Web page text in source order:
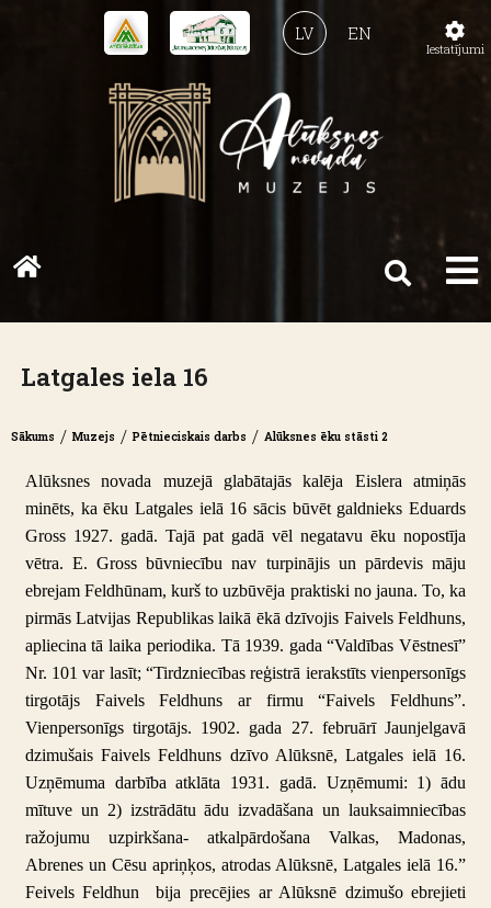
EN
LV
Latgales iela 16
Sākums / Muzejs / Pētnieciskais darbs / Alūksnes ēku stāsti 2
Alūksnes novada muzejā glabātajās kalēja Eislera atmiņās
minēts, ka ēku Latgales ielā 16 sācis būvēt galdnieks Eduards
Gross 1927. gadā. Tajā pat gadā vēl negatavu ēku nopostīja
vētra. E. Gross būvniecību nav turpinājis un pārdevis māju
ebrejam Feldhūnam, kurš to uzbūvēja praktiski no jauna. To, ka
pirmās Latvijas Republikas laikā ēkā dzīvojis Faivels Feldhuns,
apliecina tā laika periodika. Tā 1939. gada “Valdības Vēstnesī”
Nr. 101 var lasīt; “Tirdzniecības reģistrā ierakstīts vienpersonīgs
tirgotājs Faivels Feldhuns ar firmu “Faivels Feldhuns”.
Vienpersonīgs tirgotājs. 1902. gada 27. februārī Jaunjelgavā
dzimušais Faivels Feldhuns dzīvo Alūksnē, Latgales ielā 16.
Uzņēmuma darbība atklāta 1931. gadā. Uzņēmumi: 1) ādu
mītuve un 2) izstrādātu ādu izvadāšana un lauksaimniecības
ražojumu uzpirkšana- atkalpārdošana Valkas, Madonas,
Abrenes un Cēsu apriņķos, atrodas Alūksnē, Latgales ielā 16.”
Feivels Feldhun bija precējies ar Alūksnē dzimušo ebrejieti
Iestatījumi